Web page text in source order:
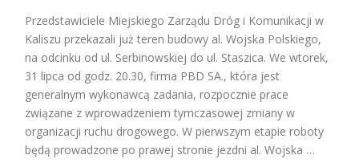
Przedstawiciele Miejskiego Zarządu Dróg i Komunikacji w
Kaliszu przekazali już teren budowy al. Wojska Polskiego,
na odcinku od ul. Serbinowskiej do ul. Staszica. We wtorek,
31 lipca od godz. 20.30, firma PBD SA., która jest
generalnym wykonawcą zadania, rozpocznie prace
związane z wprowadzeniem tymczasowej zmiany w
organizacji ruchu drogowego. W pierwszym etapie roboty
będą prowadzone po prawej stronie jezdni al. Wojska …